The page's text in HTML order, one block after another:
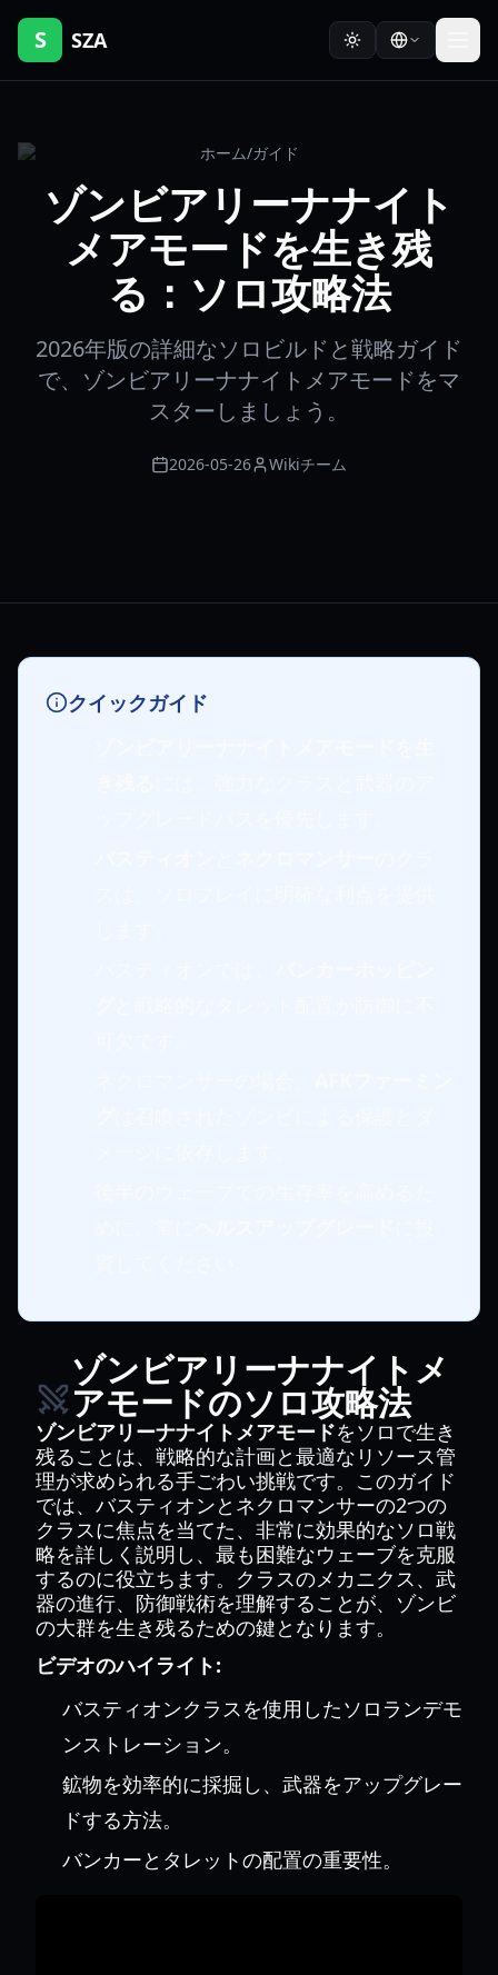
S SZA
ホーム/ガイド
ゾンビアリーナナイト
メアモードを生き残
る：ソロ攻略法
2026年版の詳細なソロビルドと戦略ガイド
で、ゾンビアリーナナイトメアモードをマ
スターしましょう。
2026-05-26 Wikiチーム
クイックガイド
ゾンビアリーナナイトメ
アモードのソロ攻略法
ゾンビアリーナナイトメアモードをソロで生き
残ることは、戦略的な計画と最適なリソース管
理が求められる手ごわい挑戦です。このガイド
では、バスティオンとネクロマンサーの2つの
クラスに焦点を当てた、非常に効果的なソロ戦
略を詳しく説明し、最も困難なウェーブを克服
するのに役立ちます。クラスのメカニクス、武
器の進行、防御戦術を理解することが、ゾンビ
の大群を生き残るための鍵となります。
ビデオのハイライト:
バスティオンクラスを使用したソロランデモ
ンストレーション。
鉱物を効率的に採掘し、武器をアップグレー
ドする方法。
バンカーとタレットの配置の重要性。